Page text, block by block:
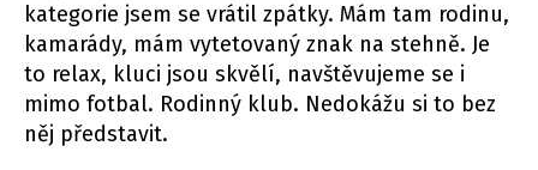
kategorie jsem se vrátil zpátky. Mám tam rodinu,
kamarády, mám vytetovaný znak na stehně. Je
to relax, kluci jsou skvělí, navštěvujeme se i
mimo fotbal. Rodinný klub. Nedokážu si to bez
něj představit.